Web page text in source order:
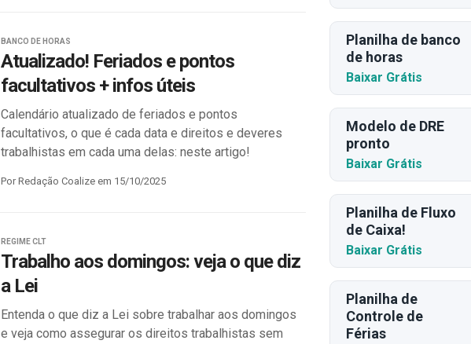
BANCO DE HORAS
Atualizado! Feriados e pontos
facultativos + infos úteis
Calendário atualizado de feriados e pontos
facultativos, o que é cada data e direitos e deveres
trabalhistas em cada uma delas: neste artigo!
Por Redação Coalize em 15/10/2025
REGIME CLT
Trabalho aos domingos: veja o que diz
a Lei
Entenda o que diz a Lei sobre trabalhar aos domingos
e veja como assegurar os direitos trabalhistas sem
Planilha de banco
de horas
Baixar Grátis
Modelo de DRE
pronto
Baixar Grátis
Planilha de Fluxo
de Caixa!
Baixar Grátis
Planilha de
Controle de
Férias